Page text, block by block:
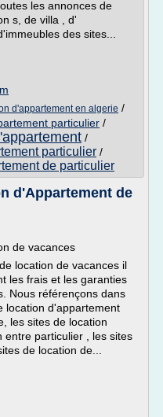
les annonces de
s, de villa , d'
des sites...
d'appartement en algerie /
particulier /
/
particulier /
de particulier
d'Appartement de
de vacances
location de vacances il
les frais et les garanties
Nous référençons dans
location d'appartement
les sites de location
entre particulier , les sites
de location de...